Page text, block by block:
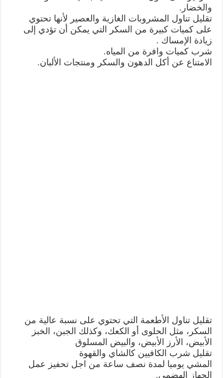
والخضار.
تقليل تناول المشروبات الغازية والعصير لأنها تحتوي
على كميات كبيرة من السكر التي يمكن أن تؤدي إلى
زيادة الإمساك .
شرب كميات وافرة من المياه.
الامتناع عن أكل الدهون والسكر ومنتجات الألبان.
تقليل تناول الأطعمة التي تحتوي على نسبة عالية من
السكر، مثل الحلوى أو الكعك، وكذلك الجبن، الخبز
الأبيض، الأرز الأبيض، والبيض المسلوق
تقليل شرب الكافيين كالشاي والقهوة
المشي يوميا لمدة نصف ساعة من اجل تحفيز عمل
الجهاز الهضمي.